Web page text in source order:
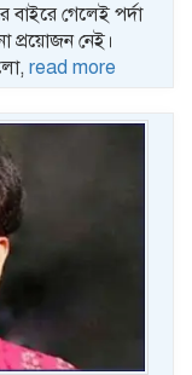
গেলেই পর্দা
প্রয়োজন নেই।
read more